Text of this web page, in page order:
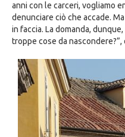
anni con le carceri, vogliamo
denunciare ciò che accade.
in faccia. La domanda,
troppe cose da